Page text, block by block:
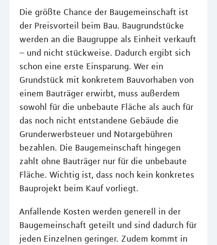
Die größte Chance der Baugemeinschaft ist
der Preisvorteil beim Bau. Baugrundstücke
werden an die Baugruppe als Einheit verkauft
– und nicht stückweise. Dadurch ergibt sich
schon eine erste Einsparung. Wer ein
Grundstück mit konkretem Bauvorhaben von
einem Bauträger erwirbt, muss außerdem
sowohl für die unbebaute Fläche als auch für
das noch nicht entstandene Gebäude die
Grunderwerbsteuer und Notargebühren
bezahlen. Die Baugemeinschaft hingegen
zahlt ohne Bauträger nur für die unbebaute
Fläche. Wichtig ist, dass noch kein konkretes
Bauprojekt beim Kauf vorliegt.
Anfallende Kosten werden generell in der
Baugemeinschaft geteilt und sind dadurch für
jeden Einzelnen geringer. Zudem kommt in